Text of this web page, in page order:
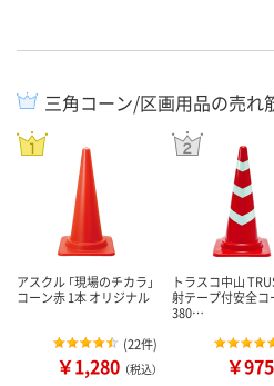
三角コーン/区画用品の売れ
アスクル 「現場のチカラ」
コーン赤 1本 オリジナル
(22件)
￥1,280 （税込）
トラスコ中山
射テープ付安全コ
380…
￥975